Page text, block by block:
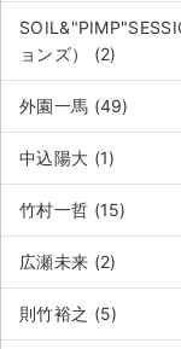
不正転売禁止法につ
ョンズ） (2)
外園一馬 (49)
中込陽大 (1)
竹村一哲 (15)
広瀬未来 (2)
則竹裕之 (5)